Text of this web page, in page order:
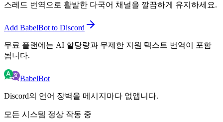
스레드 번역으로 활발한 다국어 채널을 깔끔하게 유지하세요.
Add BabelBot to Discord
무료 플랜에는 AI 할당량과 무제한 지원 텍스트 번역이 포함
됩니다.
BabelBot
Discord의 언어 장벽을 메시지마다 없앱니다.
모든 시스템 정상 작동 중